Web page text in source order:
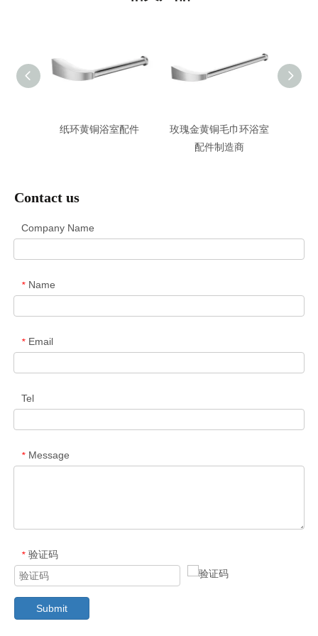
纸环黄铜浴室配件
玫瑰金黄铜毛巾环浴室
配件制造商
Contact us
Company Name
* Name
* Email
Tel
* Message
* 验证码
Submit